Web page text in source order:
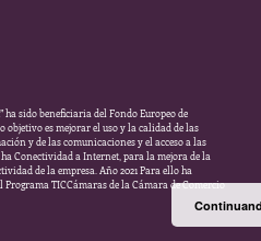
ha sido beneficiaria del Fondo Europeo de
objetivo es mejorar el uso y la calidad de las
y de las comunicaciones y el acceso a las
Conectividad a Internet, para la mejora de la
de la empresa. Año 2021 Para ello ha
Programa TICCámaras de la Cámara de Comercio